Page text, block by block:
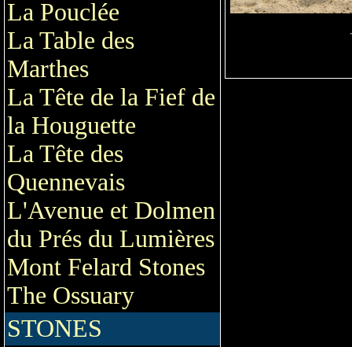
La Pouclée
La Table des
Marthes
La Tête de la Fief de
la Houguette
La Tête des
Quennevais
L'Avenue et Dolmen
du Prés du Lumières
Mont Felard Stones
The Ossuary
STONES